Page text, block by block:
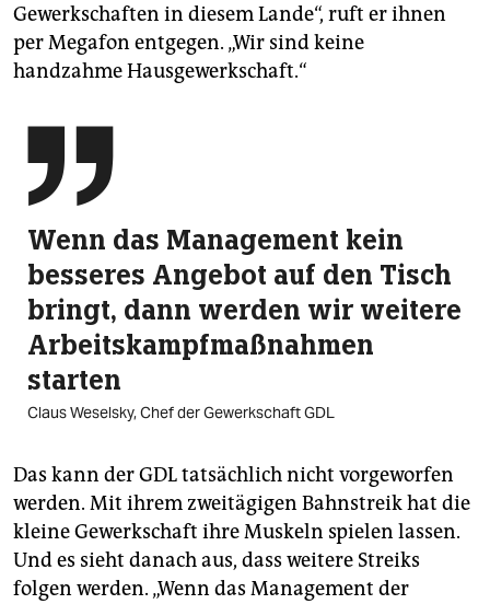
Gewerkschaften in diesem Lande“, ruft er ihnen
per Megafon entgegen. „Wir sind keine
handzahme Hausgewerkschaft.“

Wenn das Management kein
besseres Angebot auf den Tisch
bringt, dann werden wir weitere
Arbeitskampfmaßnahmen
starten
Claus Weselsky, Chef der Gewerkschaft GDL
Das kann der GDL tatsächlich nicht vorgeworfen
werden. Mit ihrem zweitägigen Bahnstreik hat die
kleine Gewerkschaft ihre Muskeln spielen lassen.
Und es sieht danach aus, dass weitere Streiks
folgen werden. „Wenn das Management der